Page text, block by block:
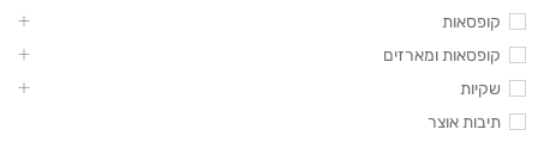
קופסאות
קופסאות ומארזים
שקיות
תיבות אוצר